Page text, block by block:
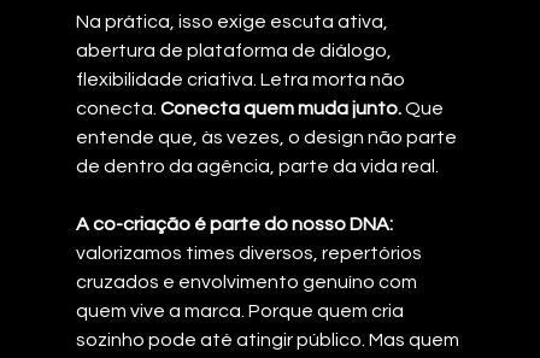
Na prática, isso exige escuta ativa,
abertura de plataforma de diálogo,
flexibilidade criativa. Letra morta não
conecta. Conecta quem muda junto. Que
entende que, às vezes, o design não parte
de dentro da agência, parte da vida real.
A co-criação é parte do nosso DNA:
valorizamos times diversos, repertórios
cruzados e envolvimento genuíno com
quem vive a marca. Porque quem cria
sozinho pode até atingir público. Mas quem